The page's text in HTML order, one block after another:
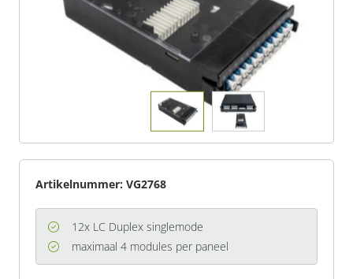
Artikelnummer: VG2768
12x LC Duplex singlemode
maximaal 4 modules per paneel